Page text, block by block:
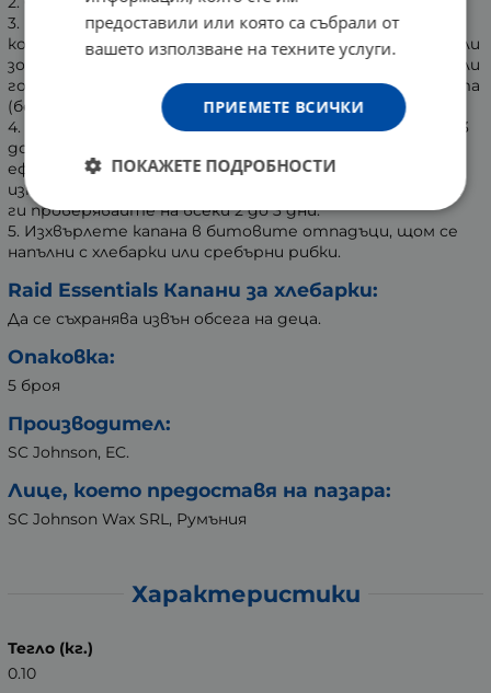
3. Капанът е готов. Поставете го на място, през
което преминават насекомите (тъмни, влажни, топли
зони, зад хладилника, мивката, около коша за боклук) или
го прикрепете към стената с двойнозалепваща лента
(без да поврежда повърхностите).
4. Оставете капана да действа. Подменете го след 3
до 4 седмици (когато лепилото загуби своята
ефективност). В случай на масово нашествие,
използвайте няколко капана в близост един до друг и
ги проверявайте на всеки 2 до 3 дни.
5. Изхвърлете капана в битовите отпадъци, щом се
напълни с хлебарки или сребърни рибки.
Raid Essentials Капани за хлебарки:
Да се съхранява извън обсега на деца.
Опаковка:
5 броя
Производител:
SC Johnson, EC.
Лице, което предоставя на пазара:
SC Johnson Wax SRL, Румъния
Характеристики
Тегло (кг.)
0.10
предоставили или която са събрали от
вашето използване на техните услуги.
ПРИЕМЕТЕ ВСИЧКИ
ПОКАЖЕТЕ ПОДРОБНОСТИ